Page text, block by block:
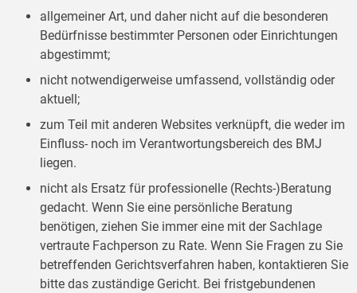
allgemeiner Art, und daher nicht auf die besonderen
Bedürfnisse bestimmter Personen oder Einrichtungen
abgestimmt;
nicht notwendigerweise umfassend, vollständig oder
aktuell;
zum Teil mit anderen Websites verknüpft, die weder im
Einfluss- noch im Verantwortungsbereich des BMJ
liegen.
nicht als Ersatz für professionelle (Rechts-)Beratung
gedacht. Wenn Sie eine persönliche Beratung
benötigen, ziehen Sie immer eine mit der Sachlage
vertraute Fachperson zu Rate. Wenn Sie Fragen zu Sie
betreffenden Gerichtsverfahren haben, kontaktieren Sie
bitte das zuständige Gericht. Bei fristgebundenen